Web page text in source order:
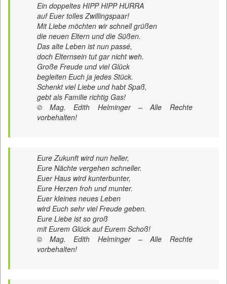
Ein doppeltes HIPP HIPP HURRA
auf Euer tolles Zwillingspaar!
Mit Liebe möchten wir schnell grüßen
die neuen Eltern und die Süßen.
Das alte Leben ist nun passé,
doch Elternsein tut gar nicht weh.
Große Freude und viel Glück
begleiten Euch ja jedes Stück.
Schenkt viel Liebe und habt Spaß,
gebt als Familie richtig Gas!
© Mag. Edith Helminger – Alle Rechte
vorbehalten!
Eure Zukunft wird nun heller,
Eure Nächte vergehen schneller.
Euer Haus wird kunterbunter,
Eure Herzen froh und munter.
Euer kleines neues Leben
wird Euch sehr viel Freude geben.
Eure Liebe ist so groß
mit Eurem Glück auf Eurem Schoß!
© Mag. Edith Helminger – Alle Rechte
vorbehalten!